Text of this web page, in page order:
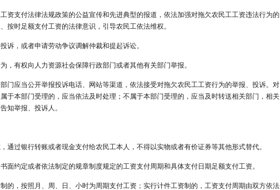
支付法律法规政策的公益宣传和先进典型的报道，依法加强对拖欠农民工工资违法行为的
按时足额支付工资的法律意识，引导农民工依法维权。
，或者申请劳动争议调解仲裁和提起诉讼。
，有权向人力资源社会保障行政部门或者其他有关部门举报。
门应当公开举报投诉电话、网站等渠道，依法接受对拖欠农民工工资行为的举报、投诉。对
于本部门受理的，应当依法及时处理；不属于本部门受理的，应当及时转送相关部门，相关
知举报、投诉人。
过银行转账或者现金支付给农民工本人，不得以实物或者有价证券等其他形式替代。
约定或者依法制定的规章制度规定的工资支付周期和具体支付日期足额支付工资。
，按照月、周、日、小时为周期支付工资；实行计件工资制的，工资支付周期由双方依法